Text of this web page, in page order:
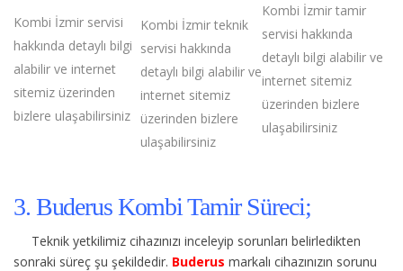
Kombi İzmir servisi
hakkında detaylı bilgi
alabilir ve internet
sitemiz üzerinden
bizlere ulaşabilirsiniz
Kombi İzmir teknik
servisi hakkında
detaylı bilgi alabilir ve
internet sitemiz
üzerinden bizlere
ulaşabilirsiniz
Kombi İzmir tamir
servisi hakkında
detaylı bilgi alabilir ve
internet sitemiz
üzerinden bizlere
ulaşabilirsiniz
3. Buderus Kombi Tamir Süreci;
Teknik yetkilimiz cihazınızı inceleyip sorunları belirledikten
sonraki süreç şu şekildedir. Buderus markalı cihazınızın sorunu